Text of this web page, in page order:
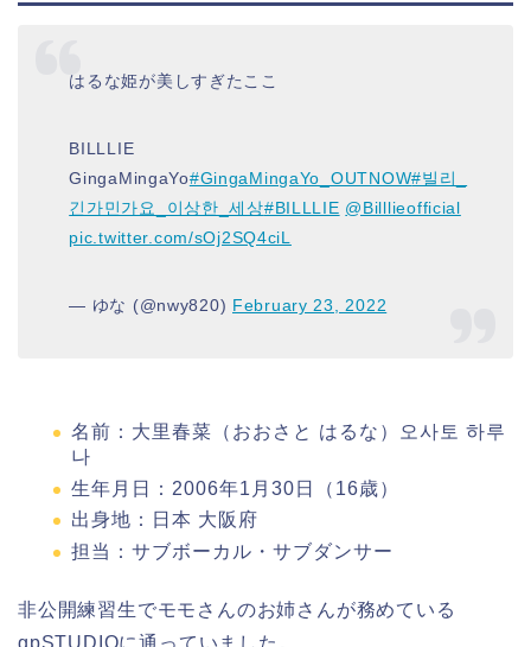
はるな姫が美しすぎたここ
BILLLIE
GingaMingaYo#GingaMingaYo_OUTNOW#빌리_
긴가민가요_이상한_세상#BILLLIE @Billlieofficial
pic.twitter.com/sOj2SQ4ciL
— ゆな (@nwy820) February 23, 2022
名前：大里春菜（おおさと はるな）오사토 하루
나
生年月日：2006年1月30日（16歳）
出身地：日本 大阪府
担当：サブボーカル・サブダンサー
非公開練習生でモモさんのお姉さんが務めている
gpSTUDIOに通っていました。